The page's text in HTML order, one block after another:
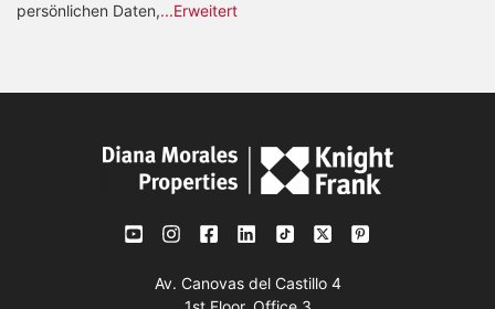
persönlichen Daten,...Erweitert
Av. Canovas del Castillo 4